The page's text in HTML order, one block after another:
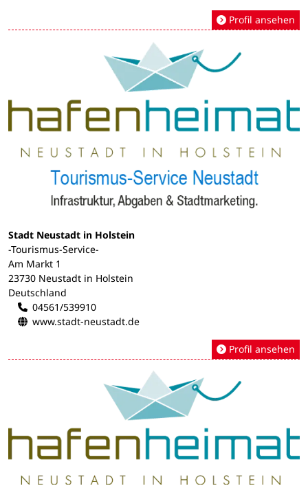
Profil ansehen
Stadt Neustadt in Holstein
-Tourismus-Service-
Am Markt 1
23730 Neustadt in Holstein
Deutschland
04561/539910
www.stadt-neustadt.de
Profil ansehen